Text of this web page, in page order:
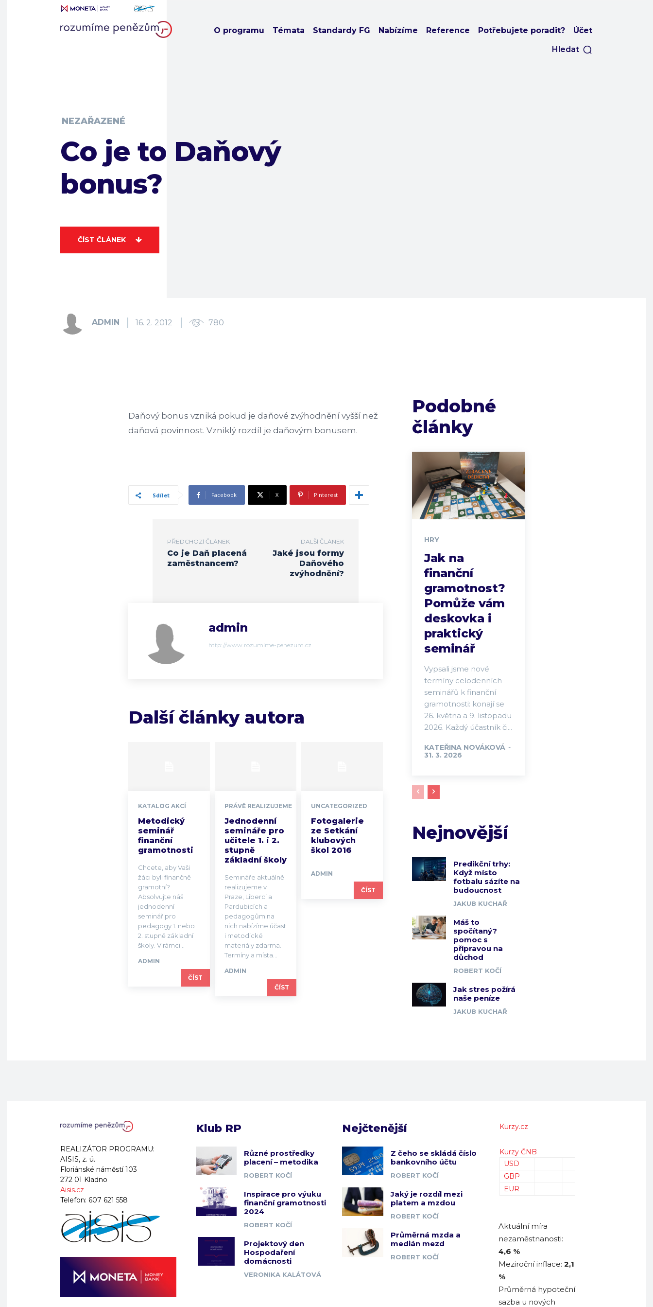
O programu Témata Standardy FG Nabízíme Reference Potřebujete poradit? Účet
Hledat
NEZAŘAZENÉ
Co je to Daňový
bonus?
ČÍST ČLÁNEK
ADMIN 16. 2. 2012 780
Daňový bonus vzniká pokud je daňové zvýhodnění vyšší než
daňová povinnost. Vzniklý rozdíl je daňovým bonusem.
Sdílet Facebook X Pinterest
PŘEDCHOZÍ ČLÁNEK
Co je Daň placená
zaměstnancem?
DALŠÍ ČLÁNEK
Jaké jsou formy
Daňového
zvýhodnění?
admin
http://www.rozumime-penezum.cz
Další články autora
KATALOG AKCÍ
Metodický
seminář
finanční
gramotnosti
Chcete, aby Vaši
žáci byli finančně
gramotní?
Absolvujte náš
jednodenní
seminář pro
pedagogy 1. nebo
2. stupně základní
školy. V rámci...
ADMIN
ČÍST
PRÁVĚ REALIZUJEME
Jednodenní
semináře pro
učitele 1. i 2.
stupně
základní školy
Semináře aktuálně
realizujeme v
Praze, Liberci a
Pardubicích a
pedagogům na
nich nabízíme účast
i metodické
materiály zdarma.
Termíny a místa...
ADMIN
ČÍST
UNCATEGORIZED
Fotogalerie
ze Setkání
klubových
škol 2016
ADMIN
ČÍST
Podobné
články
HRY
Jak na
finanční
gramotnost?
Pomůže vám
deskovka i
praktický
seminář
Vypsali jsme nové
termíny celodenních
seminářů k finanční
gramotnosti: konají se
26. května a 9. listopadu
2026. Každý účastník či...
KATEŘINA NOVÁKOVÁ -
31. 3. 2026
Nejnovější
Predikční trhy:
Když místo
fotbalu sázíte na
budoucnost
JAKUB KUCHAŘ
Máš to
spočítaný?
pomoc s
přípravou na
důchod
ROBERT KOČÍ
Jak stres požírá
naše peníze
JAKUB KUCHAŘ
REALIZÁTOR PROGRAMU:
AISIS, z. ú.
Floriánské náměstí 103
272 01 Kladno
Aisis.cz
Telefon: 607 621 558
Klub RP
Různé prostředky
placení – metodika
ROBERT KOČÍ
Inspirace pro výuku
finanční gramotnosti
2024
ROBERT KOČÍ
Projektový den
Hospodaření
domácnosti
VERONIKA KALÁTOVÁ
Nejčtenější
Z čeho se skládá číslo
bankovního účtu
ROBERT KOČÍ
Jaký je rozdíl mezi
platem a mzdou
ROBERT KOČÍ
Průměrná mzda a
medián mezd
ROBERT KOČÍ
Kurzy.cz
Kurzy ČNB
USD
GBP
EUR
Aktuální míra
nezaměstnanosti:
4,6 %
Meziroční inflace: 2,1
%
Průměrná hypoteční
sazba u nových